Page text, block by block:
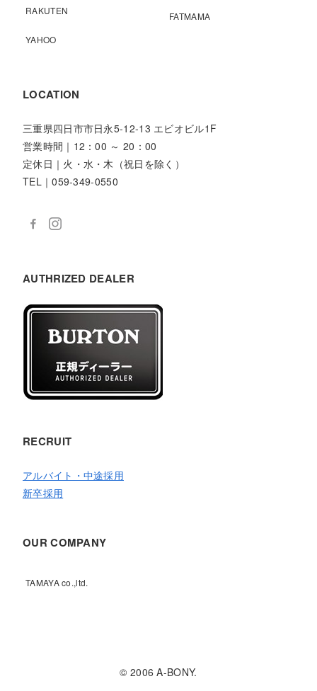
RAKUTEN
YAHOO
FATMAMA
LOCATION
三重県四日市市日永5-12-13 エビオビル1F
営業時間｜12：00 ～ 20：00
定休日｜火・水・木（祝日を除く）
TEL｜059-349-0550
AUTHRIZED DEALER
RECRUIT
アルバイト・中途採用
新卒採用
OUR COMPANY
TAMAYA co.,ltd.
© 2006 A-BONY.